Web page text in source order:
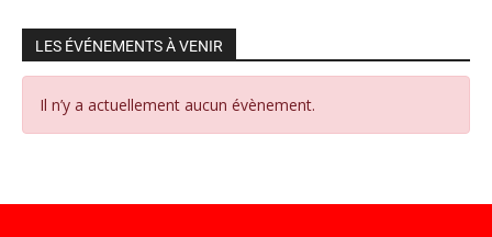
LES ÉVÉNEMENTS À VENIR
Il n’y a actuellement aucun évènement.